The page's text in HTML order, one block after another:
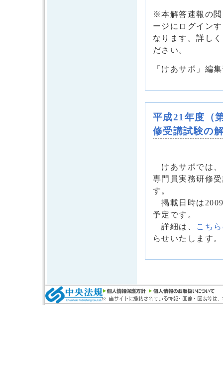
※本解答速報の
ージにログイン
なります。詳し
ださい。
「けあサポ」編
平成21年度（
修受講試験の
けあサポでは、
専門員実務研修
す。
掲載日時は
予定です。
詳細は、
こち
らせいたします。